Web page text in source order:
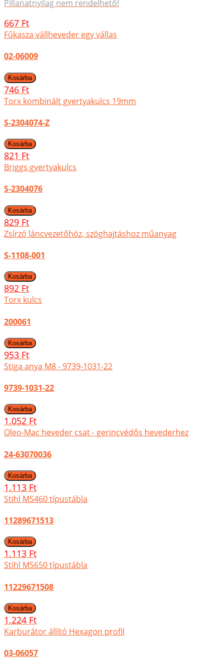
Pillanatnyilag nem rendelhető!
667 Ft
Fűkasza vállheveder egy vállas
02-06009
746 Ft
Torx kombinált gyertyakulcs 19mm
S-2304074-Z
821 Ft
Briggs gyertyakulcs
S-2304076
829 Ft
Zsírzó láncvezetőhöz, szöghajtáshoz műanyag
S-1108-001
892 Ft
Torx kulcs
200061
953 Ft
Stiga anya M8 - 9739-1031-22
9739-1031-22
1.052 Ft
Oleo-Mac heveder csat - gerincvédős hevederhez
24-63070036
1.113 Ft
Stihl MS460 típustábla
11289671513
1.113 Ft
Stihl MS650 típustábla
11229671508
1.224 Ft
Karburátor állító Hexagon profil
03-06057